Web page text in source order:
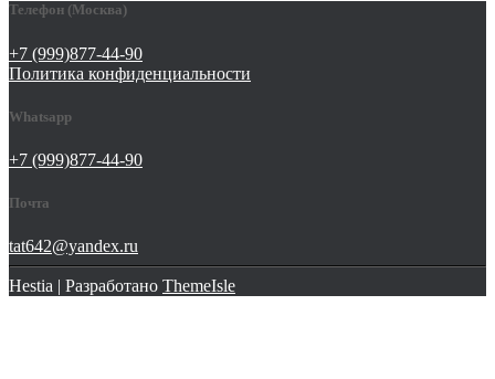
Телефон (Москва)
+7 (999)877-44-90
Политика конфиденциальности
Whatsapp
+7 (999)877-44-90
Почта
tat642@yandex.ru
Hestia | Разработано ThemeIsle